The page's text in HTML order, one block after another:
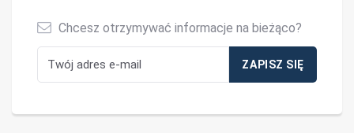
Chcesz otrzymywać informacje na bieżąco?